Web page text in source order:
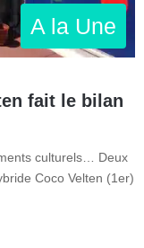
A la Une
fait le bilan
culturels… Deux
Coco Velten (1er)